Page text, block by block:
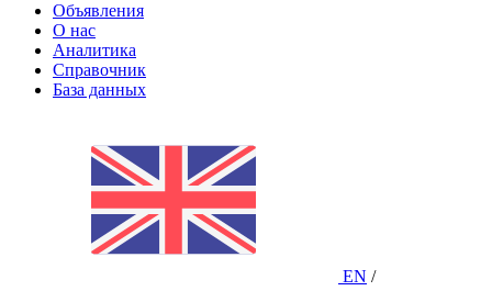
Объявления
О нас
Аналитика
Справочник
База данных
EN /